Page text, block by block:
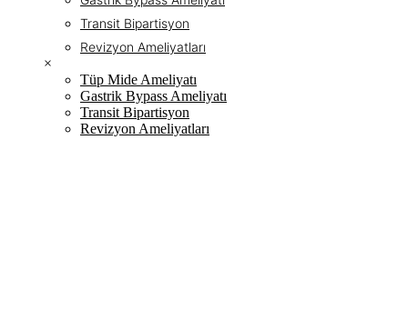
Transit Bipartisyon
Revizyon Ameliyatları
×
Tüp Mide Ameliyatı
Gastrik Bypass Ameliyatı
Transit Bipartisyon
Revizyon Ameliyatları